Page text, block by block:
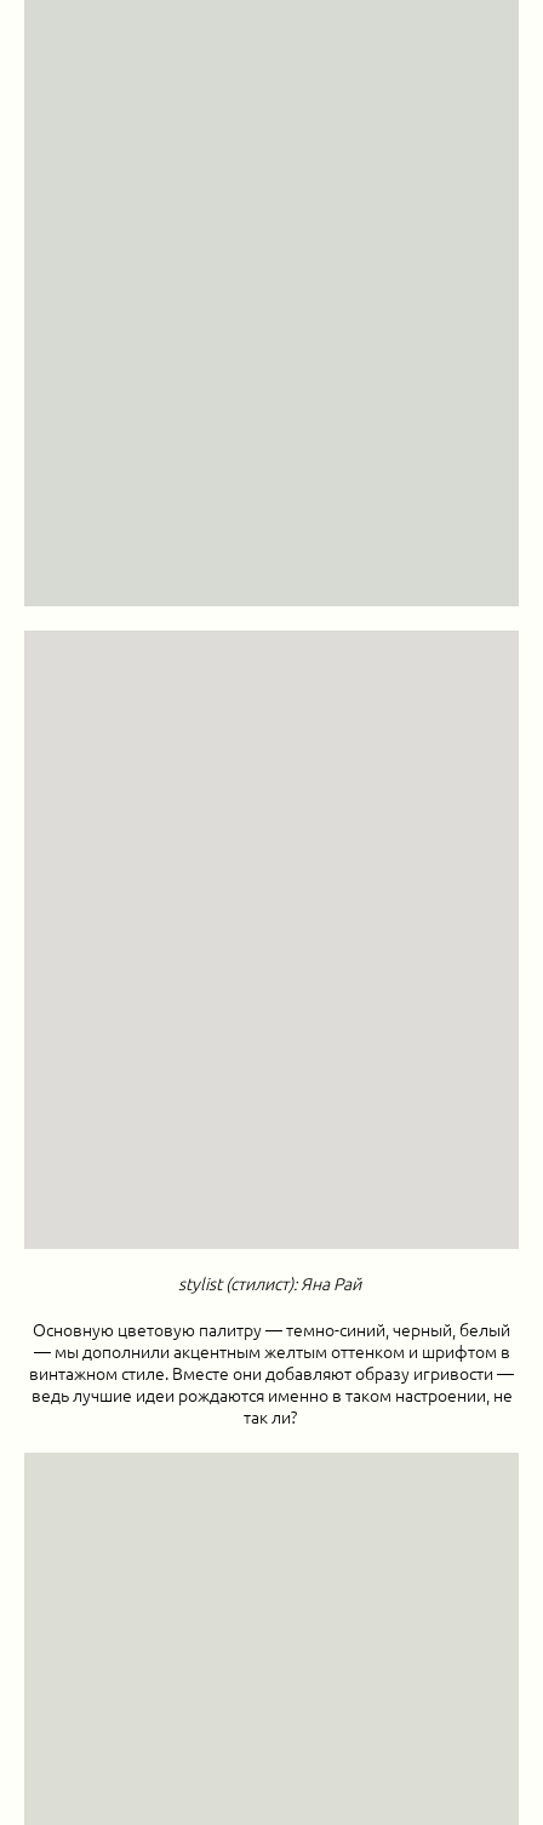
stylist (стилист): Яна Рай
Основную цветовую палитру — темно-синий, черный, белый
— мы дополнили акцентным желтым оттенком и шрифтом в
винтажном стиле. Вместе они добавляют образу игривости —
ведь лучшие идеи рождаются именно в таком настроении, не
так ли?